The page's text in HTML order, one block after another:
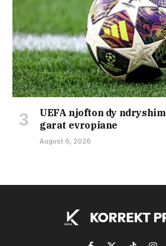
UEFA njofton dy
garat evropiane
August 6, 2026